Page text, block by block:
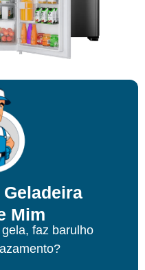
Mim
faz barulho